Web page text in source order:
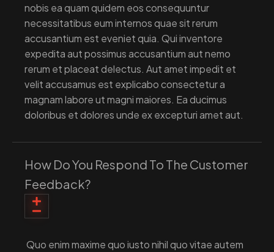
nobis ea quam quidem eos consequuntur
necessitatibus eum internos quae sit rerum
accusantium est eveniet quia. Qui inventore
expedita aut possimus accusantium aut nemo
rerum et placeat delectus. Aut amet impedit et
velit accusamus est explicabo consectetur a
magnam labore ut magni maiores. Ea ducimus
doloribus et dolores unde ex excepturi amet aut.
How Do You Respond To The Customer
Feedback?
Quo enim maxime quo iusto nihil quo vitae autem